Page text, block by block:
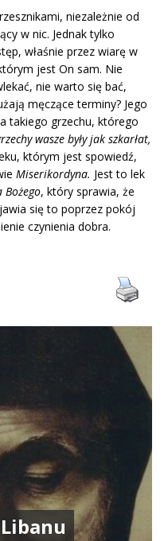
niezależnie od
w nic. Jednak tylko
właśnie przez wiarę w
jest On sam. Nie
nie warto się bać,
męczące terminy? Jego
takiego grzechu, którego
wasze były jak szkarłat,
którym jest spowiedź,
Miserikordyna. Jest to lek
Bożego, który sprawia, że
się to poprzez pokój
czynienia dobra.